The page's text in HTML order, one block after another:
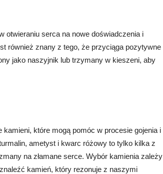
otwieraniu serca na nowe doświadczenia i
również znany z tego, że przyciąga pozytywne
jako naszyjnik lub trzymany w kieszeni, aby
kamieni, które mogą pomóc w procesie gojenia i
ametyst i kwarc różowy to tylko kilka z
na złamane serce. Wybór kamienia zależy
kamień, który rezonuje z naszymi